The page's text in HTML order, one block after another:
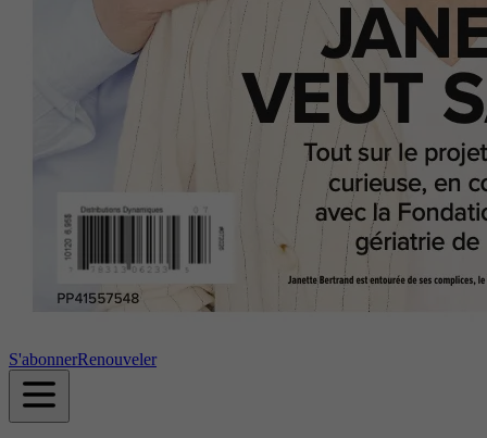
S'abonnerRenouveler